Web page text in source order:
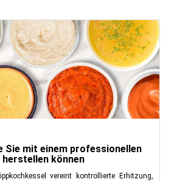
Sie mit einem professionellen
können
vereint kontrollierte Erhitzung,